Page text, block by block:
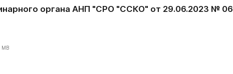
органа АНП "СРО "ССКО" от 29.06.2023 № 06
MB